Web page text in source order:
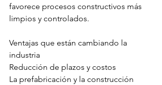
favorece procesos constructivos más
limpios y controlados.
Ventajas que están cambiando la
industria
Reducción de plazos y costos
La prefabricación y la construcción